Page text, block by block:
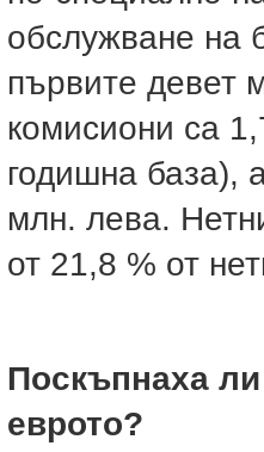
обслужване на
първите девет
комисиони са
годишна база),
млн. лева.
от 21,8 % от
Поскъпнаха